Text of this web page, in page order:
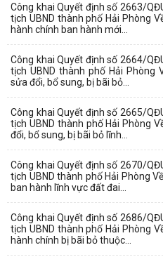
Công khai Quyết định số 2663/
tịch UBND thành phố Hải Phòng
hành chính ban hành mới...
Công khai Quyết định số 2664/
tịch UBND thành phố Hải Phòng
sửa đổi, bổ sung, bị bãi bỏ...
Công khai Quyết định số 2665/
tịch UBND thành phố Hải Phòng
đổi, bổ sung, bị bãi bỏ lĩnh...
Công khai Quyết định số 2670/
tịch UBND thành phố Hải Phòng
ban hành lĩnh vực đất đai...
Công khai Quyết định số 2686/
tịch UBND thành phố Hải Phòng
hành chính bị bãi bỏ thuộc...